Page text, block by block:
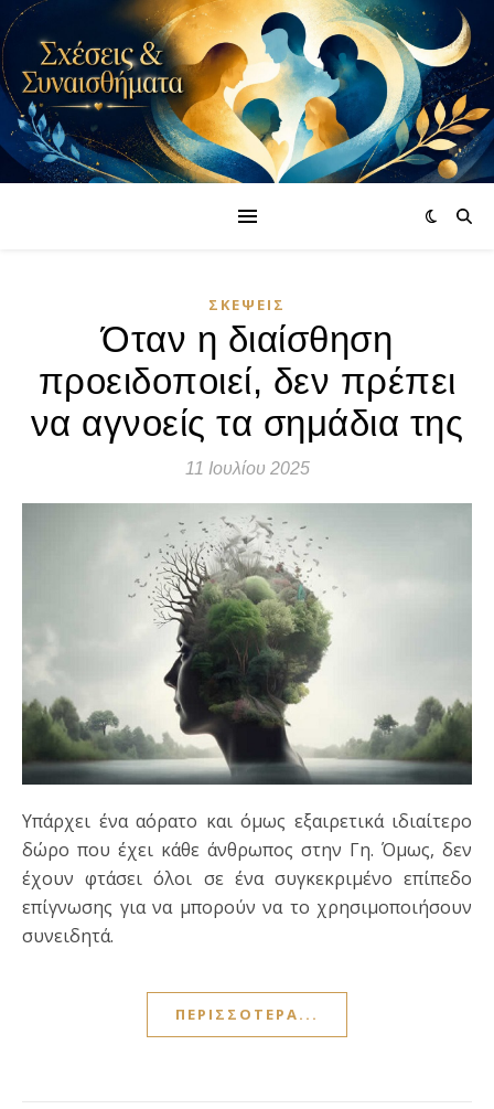
ΣΚΈΨΕΙΣ
Όταν η διαίσθηση
προειδοποιεί, δεν πρέπει
να αγνοείς τα σημάδια της
11 Ιουλίου 2025
Υπάρχει ένα αόρατο και όμως εξαιρετικά ιδιαίτερο
δώρο που έχει κάθε άνθρωπος στην Γη. Όμως, δεν
έχουν φτάσει όλοι σε ένα συγκεκριμένο επίπεδο
επίγνωσης για να μπορούν να το χρησιμοποιήσουν
συνειδητά.
ΠΕΡΙΣΣΌΤΕΡΑ...